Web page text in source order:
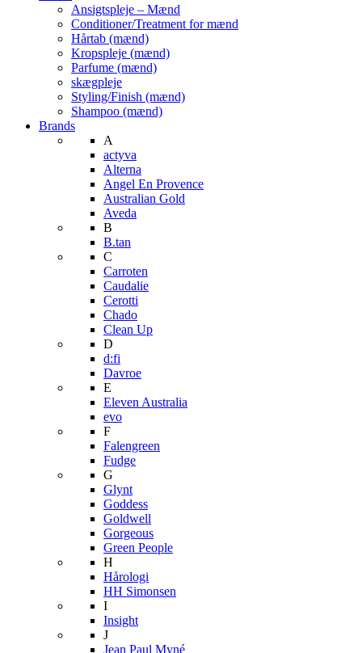
Ansigtspleje – Mænd
Conditioner/Treatment for mænd
Hårtab (mænd)
Kropspleje (mænd)
Parfume (mænd)
skægpleje
Styling/Finish (mænd)
Shampoo (mænd)
Brands
A
actyva
Alterna
Angel En Provence
Australian Gold
Aveda
B
B.tan
C
Carroten
Caudalie
Cerotti
Chado
Clean Up
D
d:fi
Davroe
E
Eleven Australia
evo
F
Falengreen
Fudge
G
Glynt
Goddess
Goldwell
Gorgeous
Green People
H
Hårologi
HH Simonsen
I
Insight
J
Jean Paul Myné